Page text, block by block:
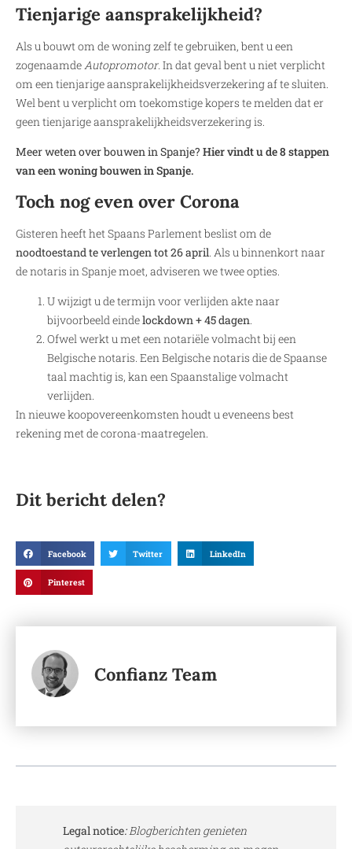
Tienjarige aansprakelijkheid?
Als u bouwt om de woning zelf te gebruiken, bent u een
zogenaamde Autopromotor. In dat geval bent u niet verplicht
om een tienjarige aansprakelijkheidsverzekering af te sluiten.
Wel bent u verplicht om toekomstige kopers te melden dat er
geen tienjarige aansprakelijkheidsverzekering is.
Meer weten over bouwen in Spanje? Hier vindt u de 8 stappen
van een woning bouwen in Spanje.
Toch nog even over Corona
Gisteren heeft het Spaans Parlement beslist om de
noodtoestand te verlengen tot 26 april . Als u binnenkort naar
de notaris in Spanje moet, adviseren we twee opties.
U wijzigt u de termijn voor verlijden akte naar
bijvoorbeeld eindelockdown + 45 dagen.
Ofwel werkt u met een notariële volmacht bij een
Belgische notaris. Een Belgische notaris die de Spaanse
taal machtig is, kan een Spaanstalige volmacht
verlijden.
In nieuwe koopovereenkomsten houdt u eveneens best
rekening met de corona-maatregelen.
Dit bericht delen?
Facebook Twitter LinkedIn
Pinterest
Confianz Team
Legal notice:Blogberichten genieten